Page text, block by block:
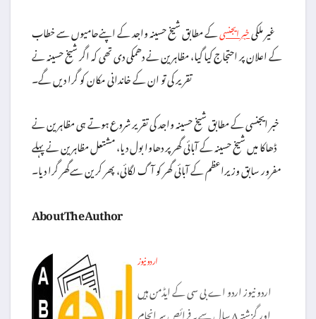
غیر ملکیخبر ایجنسیکے مطابق شیخ حسینہ واجد کے اپنےحامیوں سے خطاب
کے اعلان پر احتجاج کیا گیا، مظاہرین نے دھمکی دی تھی کہ اگر شیخ حسینہ نے
تقریر کی تو ان کے خاندانی مکان کو گرا دیں گے۔
خبر ایجنسی کے مطابق شیخ حسینہ واجد کی تقریر شروع ہوتے ہی مظاہرین نے
ڈھاکا میں شیخ حسینہ کے آبائی گھر پر دھاوا بول دیا، مشتعل مظاہرین نے پہلے
مفرور سابق وزیراعظم کے آبائی گھر کو آگ لگائی، پھر کرین سےگھر گرا دیا۔
About The Author
اردو نیوز
اردو نیوز اردو اے بی سی کے ایڈمن ہیں
اور گزشتہ ۸ سال سے یہ فرائص سر انجام